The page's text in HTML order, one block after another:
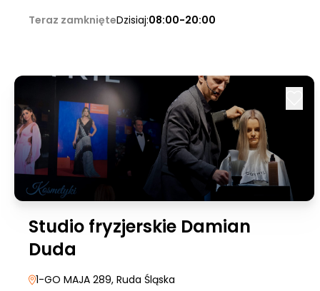
Teraz zamknięteDzisiaj:08:00-20:00
Studio fryzjerskie Damian
Duda
1-GO MAJA 289, Ruda Śląska